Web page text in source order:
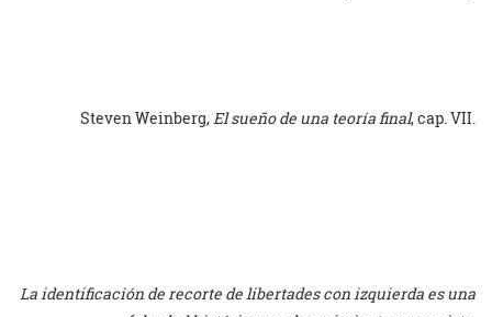
Steven Weinberg, El sueño de una teoría final, cap. VII.
La identificación de recorte de libertades con izquierda es una